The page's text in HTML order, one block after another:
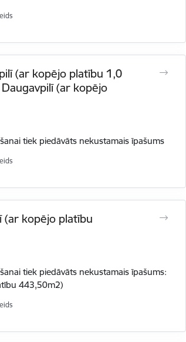
(ar kopējo platību 1,0
(ar kopējo
tiek piedāvāts nekustamais īpašums
(ar kopējo platību
tiek piedāvāts nekustamais īpašums:
443,50m2)